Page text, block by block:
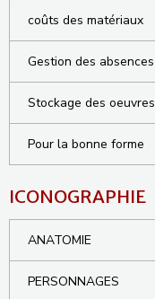
coûts des matériaux
Gestion des absences
Stockage des oeuvres
Pour la bonne forme
ICONOGRAPHIE
ANATOMIE
PERSONNAGES